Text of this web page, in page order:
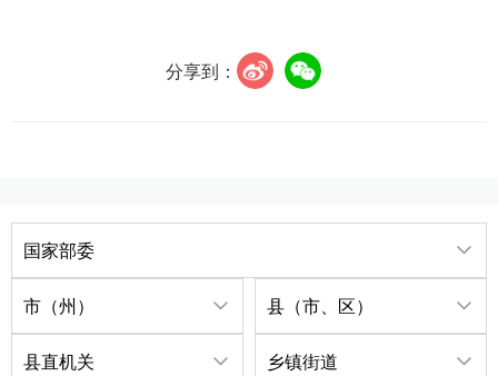
分享到：
国家部委
市（州） 县（市、区）
县直机关 乡镇街道